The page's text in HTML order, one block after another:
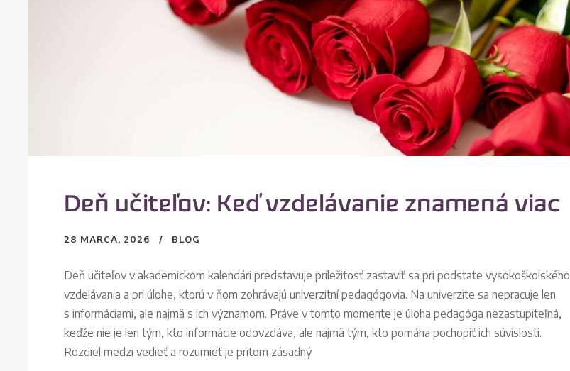
Deň učiteľov: Keď vzdelávanie znamená viac
28 MARCA, 2026 BLOG
Deň učiteľov v akademickom kalendári predstavuje príležitosť zastaviť sa pri podstate vysokoškolského
vzdelávania a pri úlohe, ktorú v ňom zohrávajú univerzitní pedagógovia. Na univerzite sa nepracuje len
s informáciami, ale najmä s ich významom. Práve v tomto momente je úloha pedagóga nezastupiteľná,
keďže nie je len tým, kto informácie odovzdáva, ale najmä tým, kto pomáha pochopiť ich súvislosti.
Rozdiel medzi vedieť a rozumieť je pritom zásadný.